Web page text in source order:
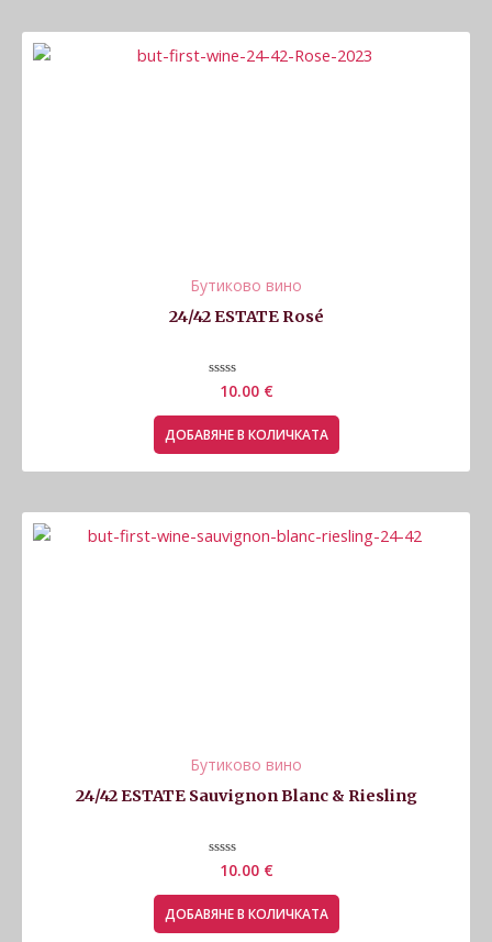
Бутиково вино
24/42 ESTATE Rosé
Оценено
0
от
5
10.00 €
ДОБАВЯНЕ В КОЛИЧКАТА
Бутиково вино
24/42 ESTATE Sauvignon Blanc & Riesling
Оценено
0
от
5
10.00 €
ДОБАВЯНЕ В КОЛИЧКАТА